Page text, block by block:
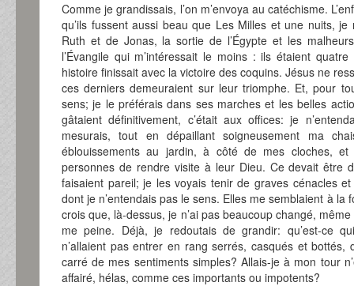
Comme je grandissais, l’on m’envoya au catéchisme.
qu’ils fussent aussi beau que Les Milles et une nuits, je
Ruth et de Jonas, la sortie de l’Égypte et les
l’Évangile qui m’intéressait le moins : ils étaient
histoire finissait avec la victoire des coquins. Jésus ne
ces derniers demeuraient sur leur triomphe. Et, pour
sens; je le préférais dans ses marches et les belles
gâtaient définitivement, c’était aux offices: je
mesurais, tout en dépaillant soigneusement ma
éblouissements au jardin, à côté de mes cloches, et
personnes de rendre visite à leur Dieu. Ce devait être
faisaient pareil; je les voyais tenir de graves cénacles
dont je n’entendais pas le sens. Elles me semblaient à
crois que, là-dessus, je n’ai pas beaucoup changé,
me peine. Déjà, je redoutais de grandir: qu’est-ce
n’allaient pas entrer en rang serrés, casqués et
carré de mes sentiments simples? Allais-je à mon tour
affairé, hélas, comme ces importants ou impotents?